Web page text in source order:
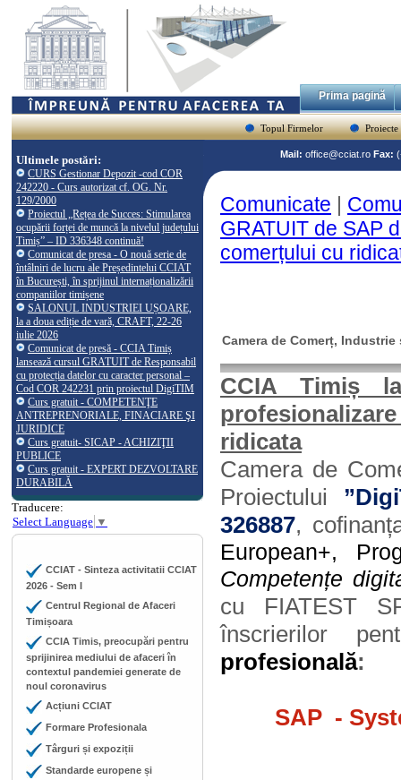
Prima pagină
Topul Firmelor Proiecte
Ultimele postări:
CURS Gestionar Depozit -cod COR
242220 - Curs autorizat cf. OG. Nr.
129/2000
Proiectul „Rețea de Succes: Stimularea
ocupării forței de muncă la nivelul județului
Timiș” – ID 336348 continuă!
Comunicat de presa - O nouă serie de
întâlniri de lucru ale Președintelui CCIAT
în București, în sprijinul internaționalizării
companiilor timișene
SALONUL INDUSTRIEI UȘOARE,
la a doua ediție de vară, CRAFT, 22-26
iulie 2026
Comunicat de presă - CCIA Timiș
lansează cursul GRATUIT de Responsabil
cu protecția datelor cu caracter personal –
Cod COR 242231 prin proiectul DigiTIM
Curs gratuit - COMPETENŢE
ANTREPRENORIALE, FINACIARE ŞI
JURIDICE
Curs gratuit- SICAP - ACHIZIŢII
PUBLICE
Curs gratuit - EXPERT DEZVOLTARE
DURABILĂ
Traducere:
Select Language ▼
CCIAT - Sinteza activitatii CCIAT
2026 - Sem I
Centrul Regional de Afaceri
Timișoara
CCIA Timis, preocupări pentru
sprijinirea mediului de afaceri în
contextul pandemiei generate de
noul coronavirus
Acțiuni CCIAT
Formare Profesionala
Târguri și expoziții
Standarde europene și
Mail: office@cciat.ro Fax:
Comunicate |
GRATUIT de SAP
comerțului cu
Camera de Comerț,
CCIA Timiș
ridicata
Camera de
Proiectului
326887,
European+,
Competențe
cu FIATEST
înscrierilor
profesională:
SAP -